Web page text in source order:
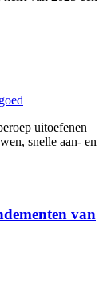
uitoefenen
snelle aan- en
van